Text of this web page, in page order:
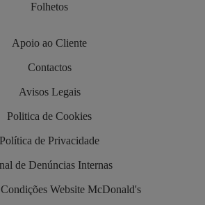
Folhetos
Apoio ao Cliente
Contactos
Avisos Legais
Politica de Cookies
Política de Privacidade
de Denúncias Internas
Website McDonald's